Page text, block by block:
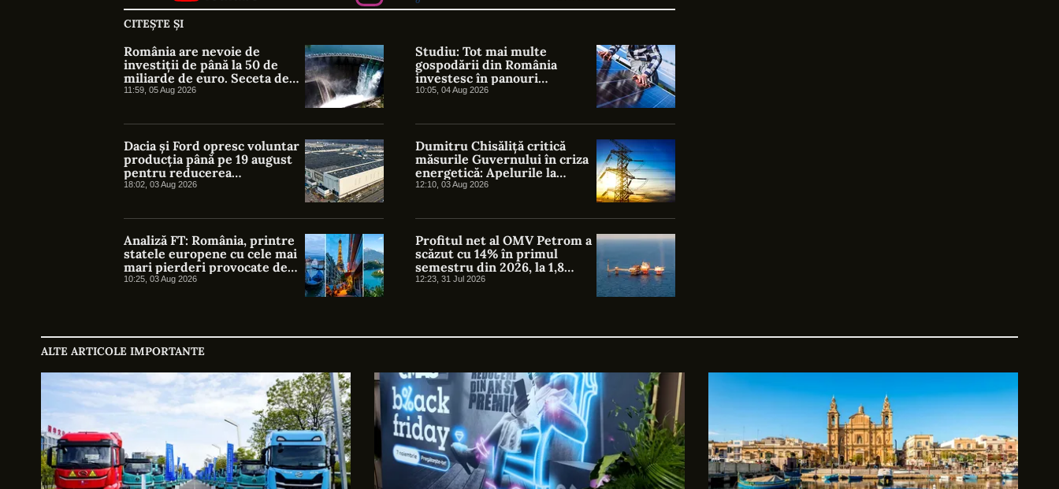
CITEȘTE ȘI
România are nevoie de
investiții de până la 50 de
miliarde de euro. Seceta de
pe Dunăre arată
11:59, 05 Aug 2026
Studiu: Tot mai multe
gospodării din România
investesc în panouri
fotovoltaice. Ponderea a ajuns
de stocare câștigă teren
10:05, 04 Aug 2026
Dacia și Ford opresc voluntar
producția până pe 19 august
pentru reducerea
consumului de energie
18:02, 03 Aug 2026
Dumitru Chisăliță critică
măsurile Guvernului în criza
energetică: Apelurile la
voluntariat nu pot înlocui un
12:10, 03 Aug 2026
Analiză FT: România, printre
statele europene cu cele mai
mari pierderi provocate de
valurile de căldură. Costurile
10:25, 03 Aug 2026
Profitul net al OMV Petrom a
scăzut cu 14% în primul
semestru din 2026, la 1,8
miliarde de lei. Investițiile au
12:23, 31 Jul 2026
ALTE ARTICOLE IMPORTANTE